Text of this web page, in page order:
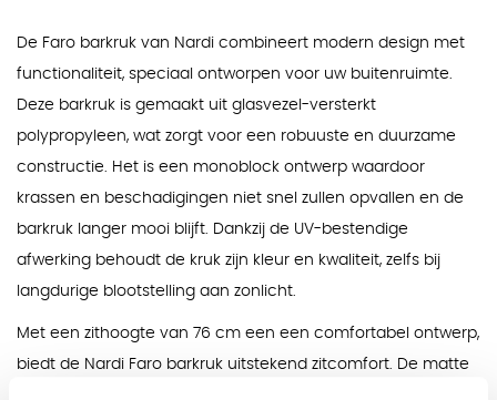
De Faro barkruk van Nardi combineert modern design met
functionaliteit, speciaal ontworpen voor uw buitenruimte.
Deze barkruk is gemaakt uit glasvezel-versterkt
polypropyleen, wat zorgt voor een robuuste en duurzame
constructie. Het is een monoblock ontwerp waardoor
krassen en beschadigingen niet snel zullen opvallen en de
barkruk langer mooi blijft. Dankzij de UV-bestendige
afwerking behoudt de kruk zijn kleur en kwaliteit, zelfs bij
langdurige blootstelling aan zonlicht.
Met een zithoogte van 76 cm een een comfortabel ontwerp,
biedt de Nardi Faro barkruk uitstekend zitcomfort. De matte